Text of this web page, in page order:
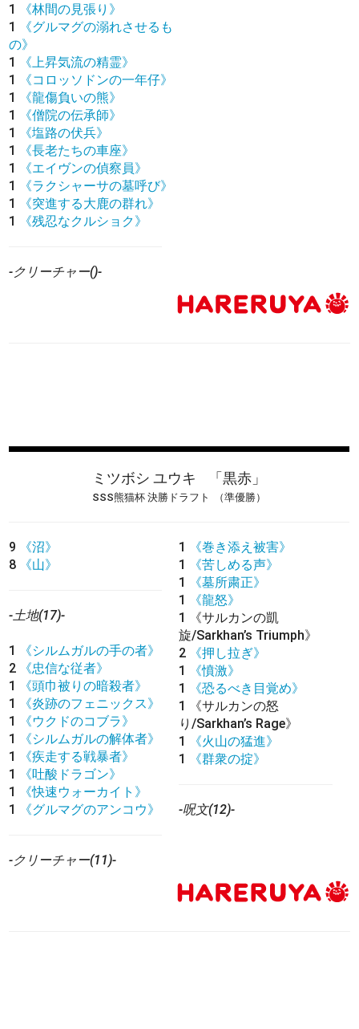
1
《林間の見張り》
1
《グルマグの溺れさせるも
の》
1
《上昇気流の精霊》
1
《コロッソドンの一年仔》
1
《龍傷負いの熊》
1
《僧院の伝承師》
1
《塩路の伏兵》
1
《長老たちの車座》
1
《エイヴンの偵察員》
1
《ラクシャーサの墓呼び》
1
《突進する大鹿の群れ》
1
《残忍なクルショク》
-クリーチャー()-
ミツボシ ユウキ 「黒赤」
SSS熊猫杯 決勝ドラフト （準優勝）
9
《沼》
8
《山》
-土地(17)-
1
《シルムガルの手の者》
2
《忠信な従者》
1
《頭巾被りの暗殺者》
1
《炎跡のフェニックス》
1
《ウクドのコブラ》
1
《シルムガルの解体者》
1
《疾走する戦暴者》
1
《吐酸ドラゴン》
1
《快速ウォーカイト》
1
《グルマグのアンコウ》
-クリーチャー(11)-
1
《巻き添え被害》
1
《苦しめる声》
1
《墓所粛正》
1
《龍怒》
1
《サルカンの凱
旋/Sarkhan’s Triumph》
2
《押し拉ぎ》
1
《憤激》
1
《恐るべき目覚め》
1
《サルカンの怒
り/Sarkhan’s Rage》
1
《火山の猛進》
1
《群衆の掟》
-呪文(12)-